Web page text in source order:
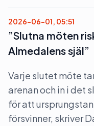
2026-06-01, 05:51
”Slutna möten
Almedalens själ”
Varje slutet möte
arenan och in i det
för att
försvinner, skriver